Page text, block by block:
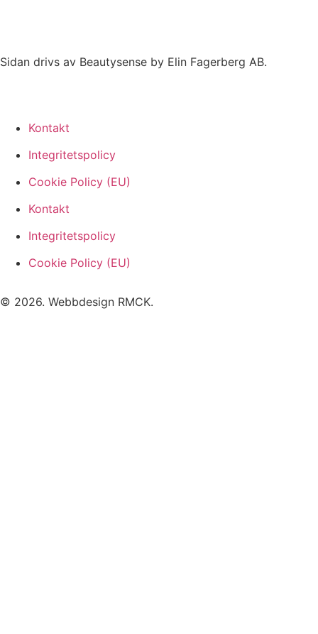
Sidan drivs av Beautysense by Elin Fagerberg AB.
Kontakt
Integritetspolicy
Cookie Policy (EU)
Kontakt
Integritetspolicy
Cookie Policy (EU)
© 2026. Webbdesign RMCK.